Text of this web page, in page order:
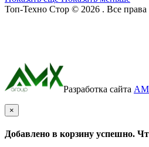
Топ-Техно Стор © 2026 . Все
Разработка сайта
×
Добавлено в корзину успешно.